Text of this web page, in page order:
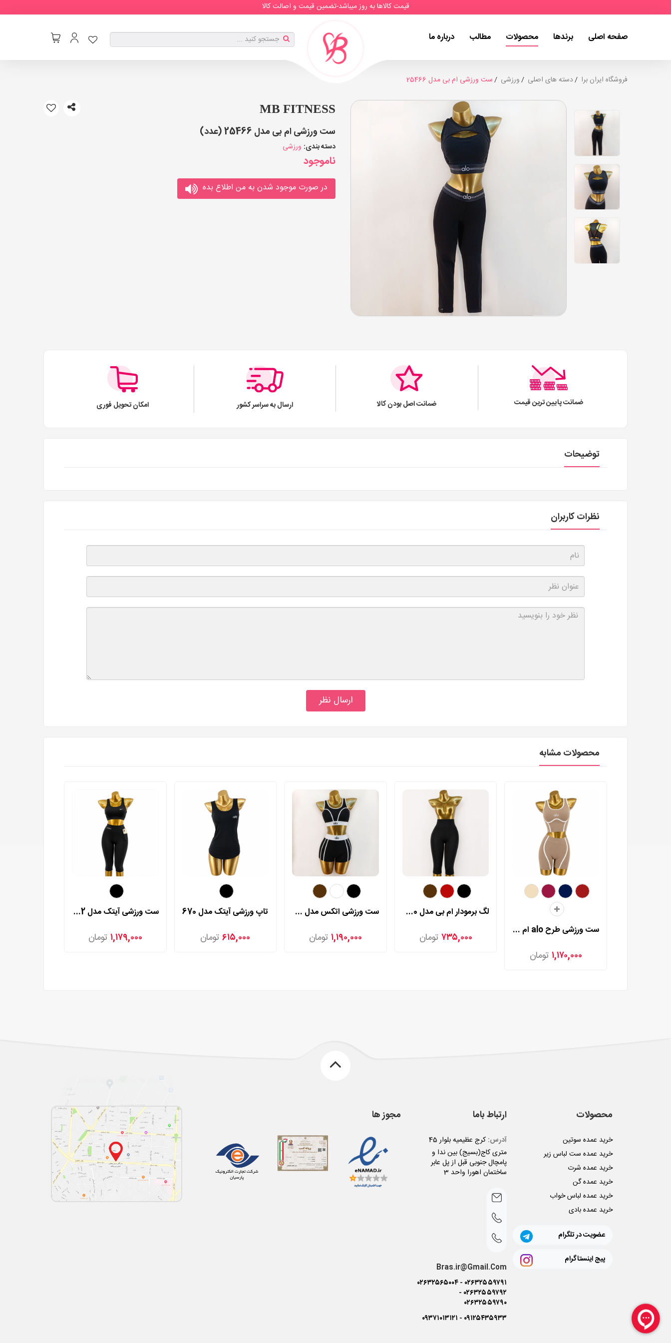
قیمت کالاها به روز میباشد-تضمین قیمت و اصالت کالا
صفحه اصلی برندها محصولات مطالب درباره ما
فروشگاه ایران برا دسته های اصلی ورزشی ست ورزشی ام بی مدل 25466
MB FITNESS
ست ورزشی ام بی مدل 25466 (عدد)
دسته بندی: ورزشی
ناموجود
در صورت موجود شدن به من اطلاع بده
ضمانت پایین ترین قیمت ضمانت اصل بودن کالا ارسال به سراسر کشور امکان تحویل فوری
توضیحات
نظرات کاربران
ارسال نظر
محصولات مشابه
ست ورزشی طرح alo ام بی مدل 25523
۱,۱۷۰,۰۰۰ تومان
لگ برمودار ام بی مدل 77080
۷۳۵,۰۰۰ تومان
ست ورزشی اتکس مدل 565
۱,۱۹۰,۰۰۰تومان
تاپ ورزشی آیتک مدل 670
۶۱۵,۰۰۰تومان
ست ورزشی آیتک مدل 672
۱,۱۷۹,۰۰۰ تومان
محصولات
خرید عمده سوتین
خرید عمده ست لباس زیر
خرید عمده شرت
خرید عمده گن
خرید عمده لباس خواب
خرید عمده بادی
عضویت در تلگرام
پیج اینستاگرام
ارتباط باما
آدرس:
کرج عظیمیه بلوار 45
متری کاج(بسیج) بین ندا و
پامچال جنوبی قبل از پل عابر
ساختمان اهورا واحد 3
Bras.ir@Gmail.Com
۰۲۶۳۲۵۵۹۷۹۱ -۰۲۶۳۲۵۶۵۰۰۴
۰۲۶۳۲۵۵۹۷۹۲ -
۰۲۶۳۲۵۵۹۷۹۰
۰۹۱۲۵۴۳۵۹۳۳ - ۰۹۳۷۱۰۱۳۱۲۱
مجوز ها